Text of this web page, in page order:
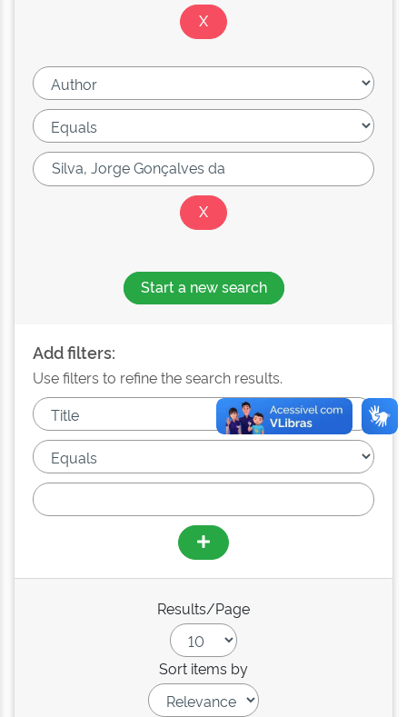
Start a new search
Add filters:
Use filters to refine the search results.
Results/Page
Sort items by